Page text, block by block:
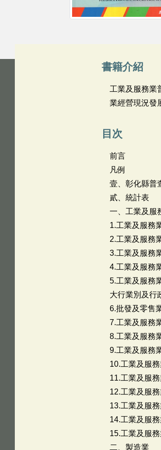
書籍介紹
工業及服務業
業經營現況發
目次
前言
凡例
壹、彰化縣普
貳、統計表
一、工業及服
1.工業及服務
2.工業及服務
3.工業及服務
4.工業及服務
5.工業及服務
大行業別及行
6.批發及零售
7.工業及服務
8.工業及服務
9.工業及服務
10.工業及服
11.工業及服
12.工業及服
13.工業及服
14.工業及服
15.工業及服
二、製造業